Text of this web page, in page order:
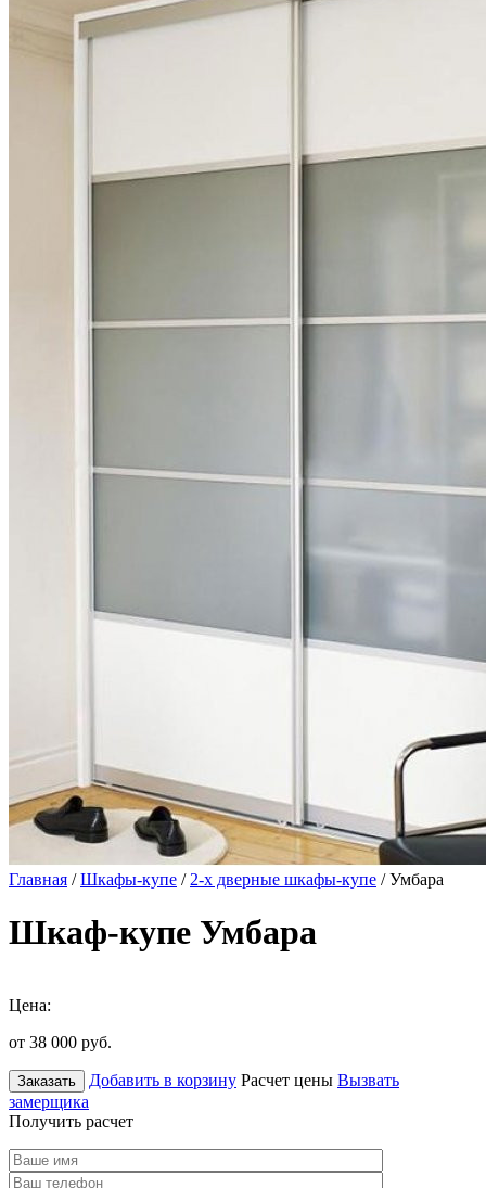
Главная /Шкафы-купе / 2-х дверные шкафы-купе / Умбара
Шкаф-купе Умбара
Цена:
от 38 000 руб.
Заказать Добавить в корзину Расчет цены Вызвать
замерщика
Получить расчет